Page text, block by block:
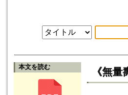
本文を読む 《無